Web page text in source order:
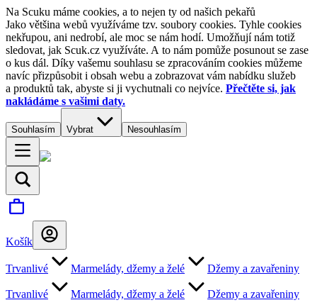
Na Scuku máme cookies, a to nejen ty od našich pekařů
Jako většina webů využíváme tzv. soubory cookies. Tyhle cookies
nekřupou, ani nedrobí, ale moc se nám hodí. Umožňují nám totiž
sledovat, jak Scuk.cz využíváte. A to nám pomůže posunout se zase
o kus dál. Díky vašemu souhlasu se zpracováním cookies můžeme
navíc přizpůsobit i obsah webu a zobrazovat vám nabídku služeb
a produktů tak, abyste si ji vychutnali co nejvíce. Přečtěte si, jak
nakládáme s vašimi daty.
Souhlasím Vybrat Nesouhlasím
Košík
Trvanlivé Marmelády, džemy a želé Džemy a zavařeniny
Trvanlivé Marmelády, džemy a želé Džemy a zavařeniny